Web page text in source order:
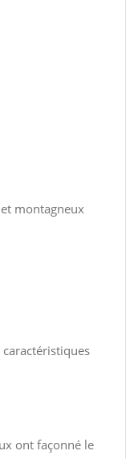
montagneux
caractéristiques
ont façonné le